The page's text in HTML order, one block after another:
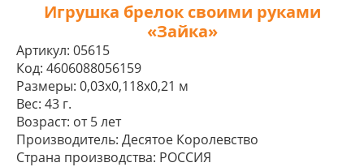
Игрушка брелок своими руками
«Зайка»
Артикул: 05615
Код: 4606088056159
Размеры: 0,03x0,118x0,21 м
Вес: 43 г.
Возраст: от 5 лет
Производитель: Десятое Королевство
Страна производства: РОССИЯ